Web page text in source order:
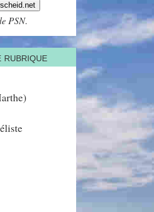
PSN.
rubrique